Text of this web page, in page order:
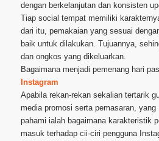
dengan berkelanjutan dan konsisten
Tiap social tempat memiliki
dari itu, pemakaian yang sesuai
baik untuk dilakukan. Tujuannya,
dan ongkos yang dikeluarkan.
Bagaimana menjadi pemenang hari
Instagram
Apabila rekan-rekan sekalian tertarik
media promosi serta pemasaran,
pahami ialah bagaimana karakteristik
masuk terhadap cii-ciri pengguna